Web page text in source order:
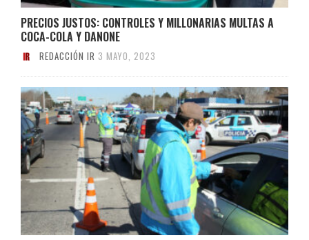
PRECIOS JUSTOS: CONTROLES Y MILLONARIAS MULTAS A
COCA-COLA Y DANONE
REDACCIÓN IR 3 MAYO, 2023